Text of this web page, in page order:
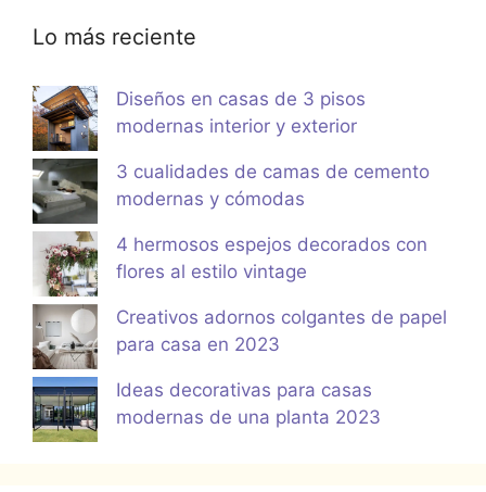
Lo más reciente
Diseños en casas de 3 pisos
modernas interior y exterior
3 cualidades de camas de cemento
modernas y cómodas
4 hermosos espejos decorados con
flores al estilo vintage
Creativos adornos colgantes de papel
para casa en 2023
Ideas decorativas para casas
modernas de una planta 2023